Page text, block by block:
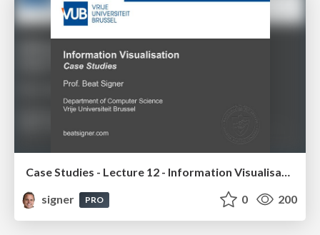
Case Studies - Lecture 12 - Information Visualisation (4019538FNR)
signer
PRO 0 200